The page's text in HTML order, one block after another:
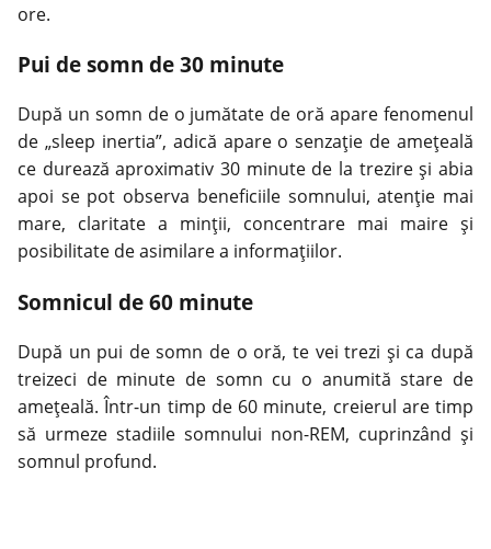
ore.
Pui de somn de 30 minute
După un somn de o jumătate de oră apare fenomenul
de „sleep inertia”, adică apare o senzație de amețeală
ce durează aproximativ 30 minute de la trezire și abia
apoi se pot observa beneficiile somnului, atenție mai
mare, claritate a minții, concentrare mai maire și
posibilitate de asimilare a informațiilor.
Somnicul de 60 minute
După un pui de somn de o oră, te vei trezi și ca după
treizeci de minute de somn cu o anumită stare de
amețeală. Într-un timp de 60 minute, creierul are timp
să urmeze stadiile somnului non-REM, cuprinzând și
somnul profund.